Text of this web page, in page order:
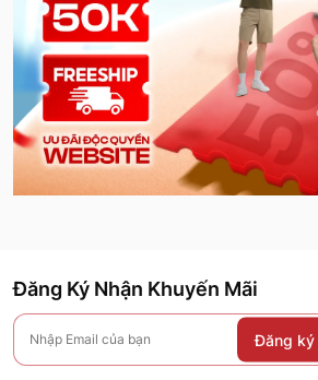
Đăng Ký Nhận Khuyến Mãi
Đăng ký